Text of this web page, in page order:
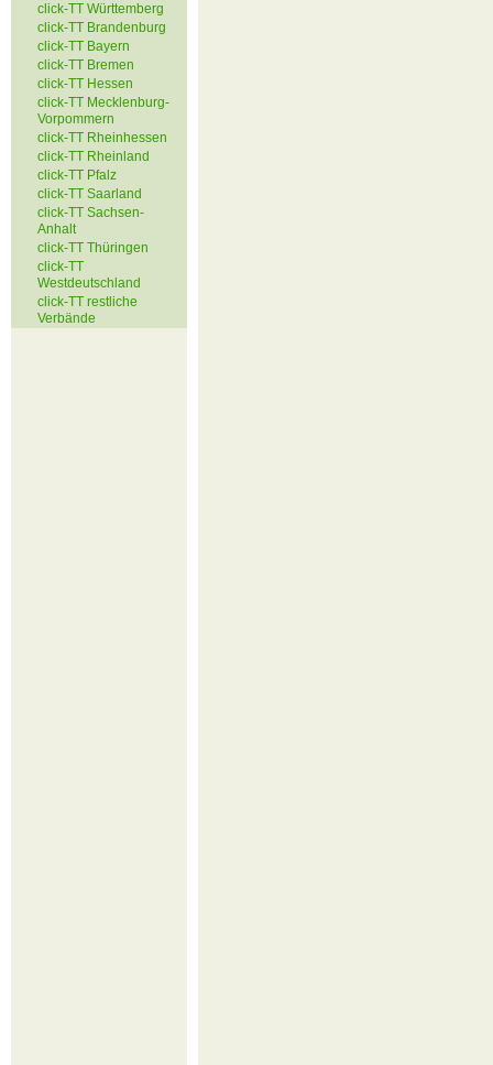
click-TT Württemberg
click-TT Brandenburg
click-TT Bayern
click-TT Bremen
click-TT Hessen
click-TT Mecklenburg-
Vorpommern
click-TT Rheinhessen
click-TT Rheinland
click-TT Pfalz
click-TT Saarland
click-TT Sachsen-
Anhalt
click-TT Thüringen
click-TT
Westdeutschland
click-TT restliche
Verbände